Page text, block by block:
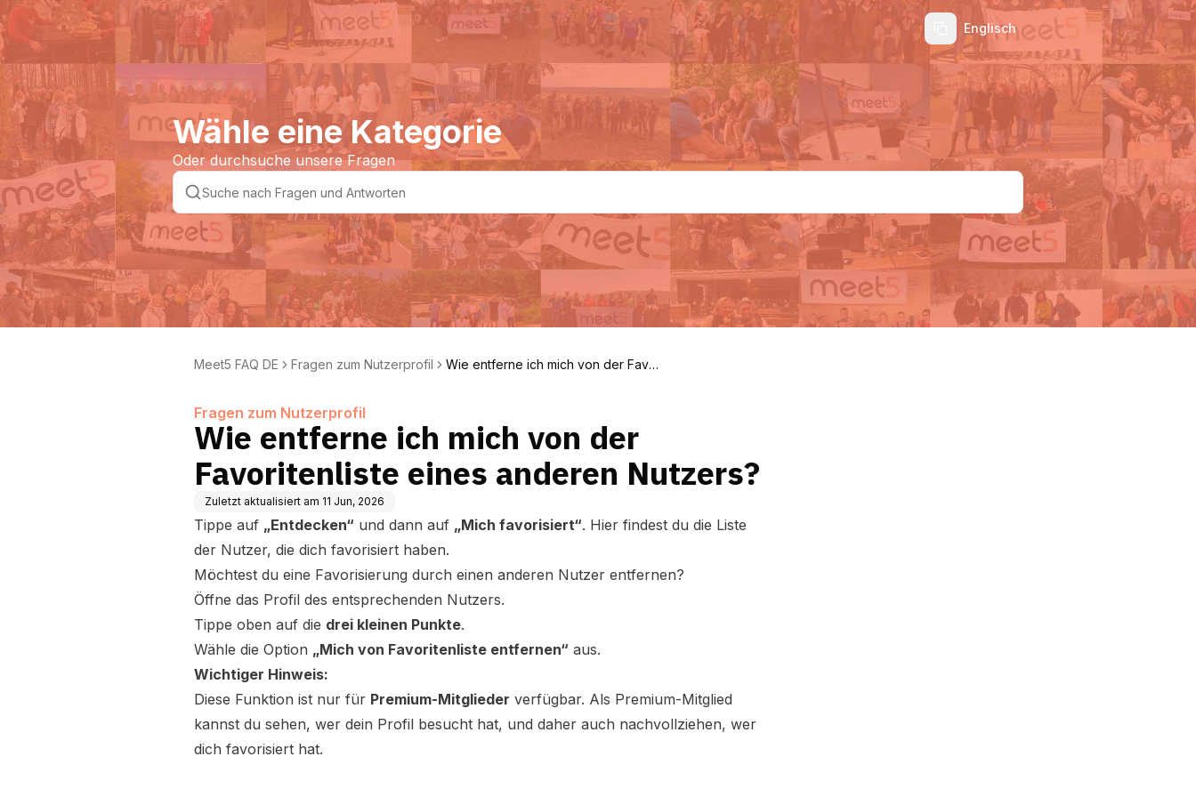
Englisch
Wähle eine Kategorie
Oder durchsuche unsere Fragen
Meet5 FAQ DE Fragen zum Nutzerprofil
Wie entferne ich mich von der Favo
Fragen zum Nutzerprofil
Wie entferne ich mich von der
Favoritenliste eines anderen Nutzers?
Zuletzt aktualisiert am 11 Jun, 2026
Tippe auf „Entdecken“ und dann auf „Mich favorisiert“. Hier findest du die Liste
der Nutzer, die dich favorisiert haben.
Möchtest du eine Favorisierung durch einen anderen Nutzer entfernen?
Öffne das Profil des entsprechenden Nutzers.
Tippe oben auf die drei kleinen Punkte.
Wähle die Option „Mich von Favoritenliste entfernen“ aus.
Wichtiger Hinweis:
Diese Funktion ist nur für Premium-Mitglieder verfügbar. Als Premium-Mitglied
kannst du sehen, wer dein Profil besucht hat, und daher auch nachvollziehen, wer
dich favorisiert hat.